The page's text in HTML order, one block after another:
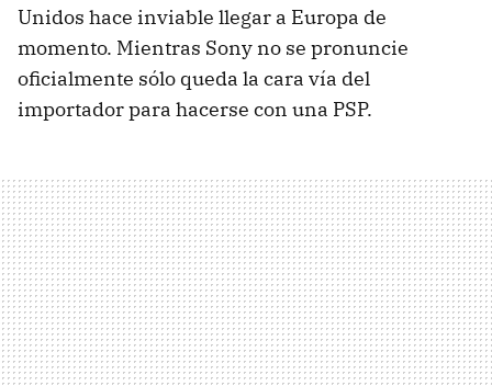
Unidos hace inviable llegar a Europa de
momento. Mientras Sony no se pronuncie
oficialmente sólo queda la cara vía del
importador para hacerse con una PSP.